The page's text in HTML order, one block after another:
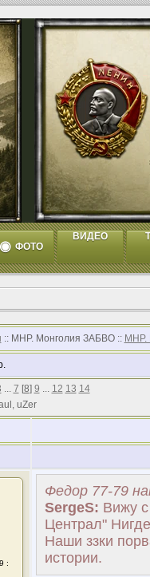
◉ ФОТО
ВИДЕО
:: МНР. Монголия ЗАБВО :: МНР.
... 7 [8] 9 ... 12 13 14
uZer
:
Федор 77-79
SergeS: Вижу
Централ"
Наши ззки
истории.